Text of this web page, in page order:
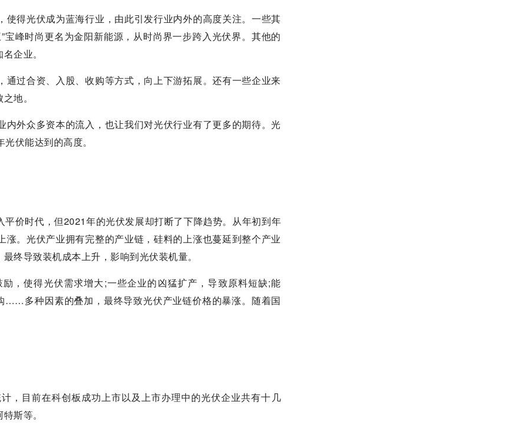
得光伏成为蓝海行业，由此引发行业内外的高度关注。一些其
峰时尚更名为金阳新能源，从时尚界一步跨入光伏界。其他的
企业。
过合资、入股、收购等方式，向上下游拓展。还有一些企业来
地。
外众多资本的流入，也让我们对光伏行业有了更多的期待。光
伏能达到的高度。
价时代，但2021年的光伏发展却打断了下降趋势。从年初到年
。光伏产业拥有完整的产业链，硅料的上涨也蔓延到整个产业
终导致装机成本上升，影响到光伏装机量。
，使得光伏需求增大;一些企业的凶猛扩产，导致原料短缺;能
……多种因素的叠加，最终导致光伏产业链价格的暴涨。随着国
，目前在科创板成功上市以及上市办理中的光伏企业共有十几
斯等。